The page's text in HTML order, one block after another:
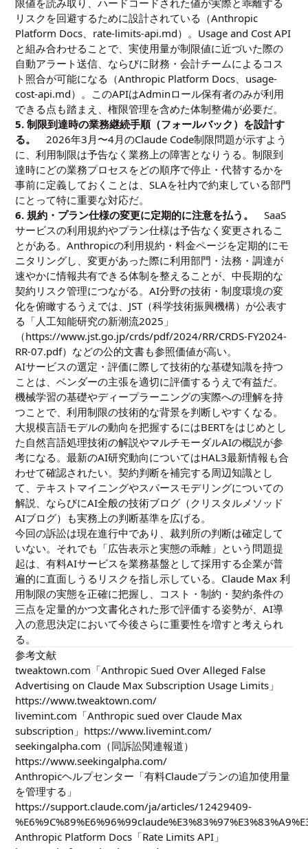
限値を読み取り、ハードコードされた値が実際と乖離する
リスクを回避するために設計されている（Anthropic
Platform Docs、rate-limits-api.md）。Usage and Cost API
と組み合わせることで、実使用量が制限値に近づいた際の
自動アラート送信、ならびに財務・会計チームによるコス
ト照合が可能になる（Anthropic Platform Docs、usage-
cost-api.md）。このAPIはAdminロール保有者のみが利用
できる点も踏まえ、権限管理を含めた体制整備が必要だ。
5. 制限到達時の業務継続手順（フォールバック）を設計す
る。
2026年3月〜4月のClaude Code制限問題が示すよう
に、利用制限は予告なく業務上の障害となりうる。制限到
達時にどの業務プロセスをどの順序で停止・代替するかを
事前に定義しておくことは、SLAを社内で約束している部門
にとって特に重要な対応だ。
6. 規約・プラン仕様の変更に定期的に注意を払う。
SaaS
サービスの利用規約やプラン仕様は予告なく変更されるこ
とがある。Anthropicの利用規約・料金ページを定期的にモ
ニタリングし、変更があった際に利用部門・法務・調達が
速やかに情報共有できる体制を整えることが、中長期的な
契約リスク管理につながる。AI分野の技術・制度環境の変
化を俯瞰するうえでは、JST（科学技術振興機構）が公表す
る「人工知能研究の新潮流2025」
（https://www.jst.go.jp/crds/pdf/2024/RR/CRDS-FY2024-
RR-07.pdf）などの公的文書も参照価値が高い。
AIサービスの選定・評価に際して技術的な基礎知識を持つ
ことは、ベンダーの主張を適切に評価するうえで有益だ。
機械学習の基礎やディープラーニングの実際への理解を持
つことで、利用制限の技術的な背景を判断しやすくなる。
大規模言語モデルの動向を把握するにはBERTをはじめとし
た自然言語処理技術の解説やマルチモーダルAIの概説が参
考になる。最新のAI研究動向についてはHAL3最新情報も合
わせて確認されたい。契約判断を補完する周辺知識とし
て、 テキストマイニングやスパースモデリングについての
解説、ならびにAI全般の技術ブログ（ クリスタルメソッド
AIブログ）も実務上の判断基準を広げる。
今回の訴訟は現在進行中であり、裁判所の判断は確定して
いない。それでも「広告表示と実態の乖離」という問題提
起は、有料AIサービスを業務基盤として採用する企業が普
遍的に直面しうるリスクを指し示している。Claude Max 利
用制限の実態を正確に把握し、コスト・制約・契約条件の
三点を定量的かつ文書化された形で評価する姿勢が、AI導
入の意思決定において今後さらに重要性を増すと考えられ
る。
参考文献
tweaktown.com「Anthropic Sued Over Alleged False
Advertising on Claude Max Subscription Usage Limits」
https://www.tweaktown.com/
livemint.com「Anthropic sued over Claude Max
subscription」https://www.livemint.com/
seekingalpha.com（同訴訟関連報道）
https://www.seekingalpha.com/
Anthropicヘルプセンター「有料Claudeプランの追加使用量
を管理する」
https://support.claude.com/ja/articles/12429409-
Anthropic Platform Docs「Rate Limits API」